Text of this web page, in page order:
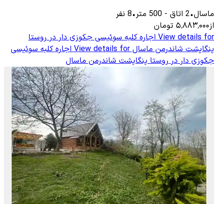
ماسال•
2 اتاق -
500 متر•
8 نفر
از۵٬۸۸۳٬۰۰۰ تومان
View details for اجاره کلبه سوئیسی جکوزی دار در روستا
پنگاپشت شاندرمن ماسالView details for اجاره کلبه سوئیسی
جکوزی دار در روستا پنگاپشت شاندرمن ماسال